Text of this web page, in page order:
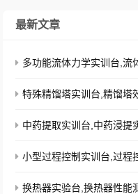
最新文章
多功能流体力学实训台,流
特殊精馏塔实训台,精馏塔
中药提取实训台,中药浸提
小型过程控制实训台,过程
换热器实验台,换热器性能